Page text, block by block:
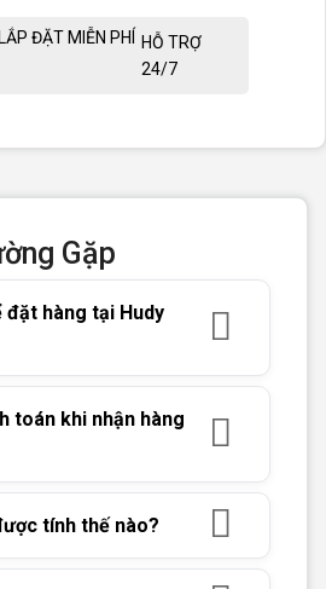
HỖ TRỢ
24/7
Gặp
đặt hàng tại Hudy
toán khi nhận hàng
tính thế nào?